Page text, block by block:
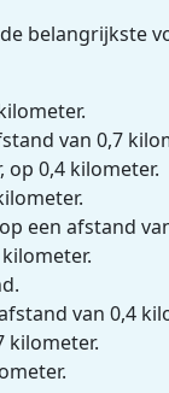
belangrijkste
van 0,7
0,4 kilometer.
een afstand
van 0,4
kilometer.